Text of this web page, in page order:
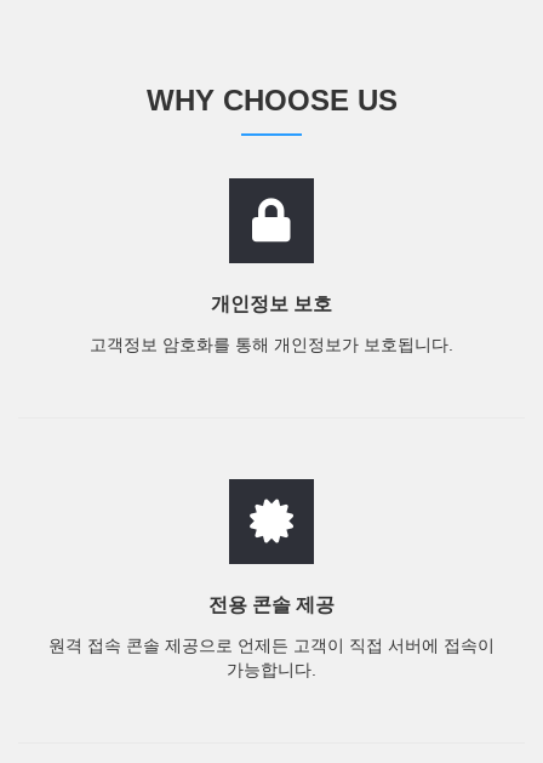
WHY CHOOSE US
개인정보 보호
고객정보 암호화를 통해 개인정보가 보호됩니다.
전용 콘솔 제공
원격 접속 콘솔 제공으로 언제든 고객이 직접 서버에 접속이
가능합니다.